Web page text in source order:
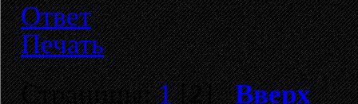
Ответ
Печать
Страницы:1[2]Вверх